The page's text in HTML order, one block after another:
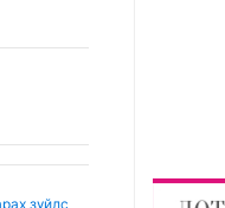
зүйлс